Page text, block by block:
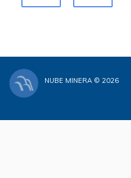
NUBE MINERA © 2026